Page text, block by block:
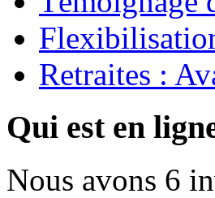
Retraites :
Qui est en
Nous avons 6